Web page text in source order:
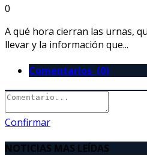
0
A qué hora cierran las urnas,
llevar y la información que...
Comentarios (0)
Confirmar
NOTICIAS MAS LEÍDAS